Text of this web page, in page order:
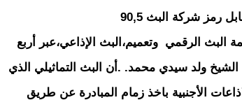
الرقمي وتعميم،البث الإذاعي،عبر أربع
ولد سيدي محمد. .أن البث التماثيلي الذي
الأجنبية باخذ زمام المبادرة عن طريق